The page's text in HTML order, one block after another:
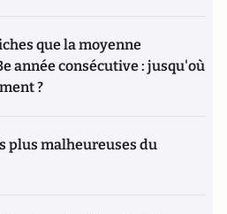
que la moyenne
année consécutive : jusqu'où
?
plus malheureuses du